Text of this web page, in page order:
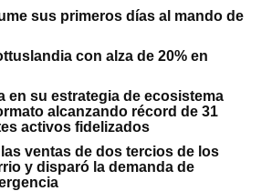
sus primeros días al mando de
con alza de 20% en
en su estrategia de ecosistema
alcanzando récord de 31
activos fidelizados
ventas de dos tercios de los
y disparó la demanda de